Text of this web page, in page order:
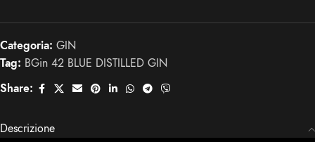
Categoria: GIN
Tag: BGin 42 BLUE DISTILLED GIN
Share:
Descrizione